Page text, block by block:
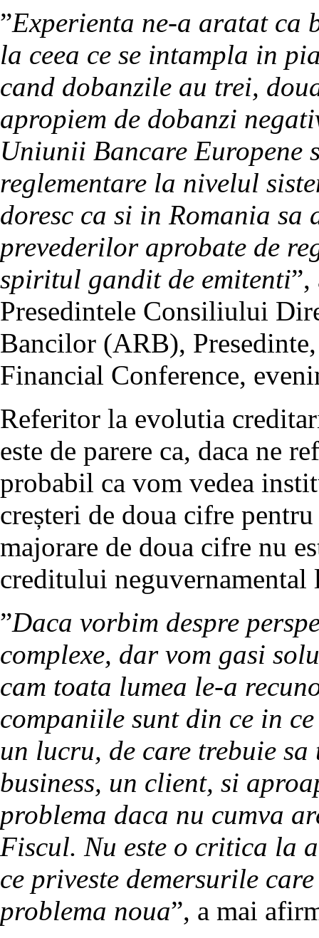
”Experienta ne-a aratat ca
la ceea ce se intampla in
cand dobanzile au trei,
apropiem de dobanzi
Uniunii Bancare Europene
reglementare la nivelul
doresc ca si in Romania sa
prevederilor aprobate de
spiritul gandit de emitenti”,
Presedintele Consiliului
Bancilor (ARB),
Financial Conference,
Referitor la evolutia
este de parere ca, daca ne
probabil ca vom vedea
creșteri de doua cifre
majorare de doua cifre nu
creditului
”Daca vorbim despre
complexe, dar vom gasi
cam toata lumea le-a
companiile sunt din ce in
un lucru, de care trebuie
business, un client, si
problema daca nu cumva
Fiscul. Nu este o critica la
ce priveste demersurile
problema noua”, a mai